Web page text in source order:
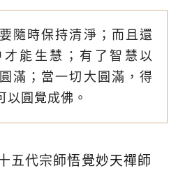
隨時保持清淨；而且還
能生慧；有了智慧以
滿；當一切大圓滿，得
以圓覺成佛。
五代宗師悟覺妙天禪師